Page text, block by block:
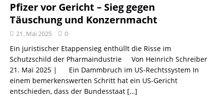
Pfizer vor Gericht – Sieg gegen
Täuschung und Konzernmacht
21. Mai 2025 0
Ein juristischer Etappensieg enthüllt die Risse im
Schutzschild der Pharmaindustrie Von Heinrich Schreiber
21. Mai 2025 | Ein Dammbruch im US-Rechtssystem In
einem bemerkenswerten Schritt hat ein US-Gericht
entschieden, dass der Bundesstaat […]